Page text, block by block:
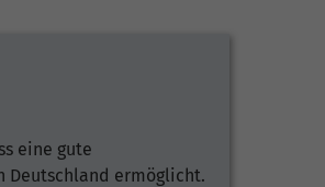
eine gute
Deutschland ermöglicht.